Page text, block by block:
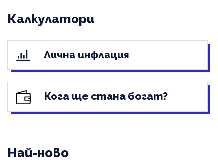
Калкулатори
Лична инфлация
Кога ще стана богат?
Най-ново